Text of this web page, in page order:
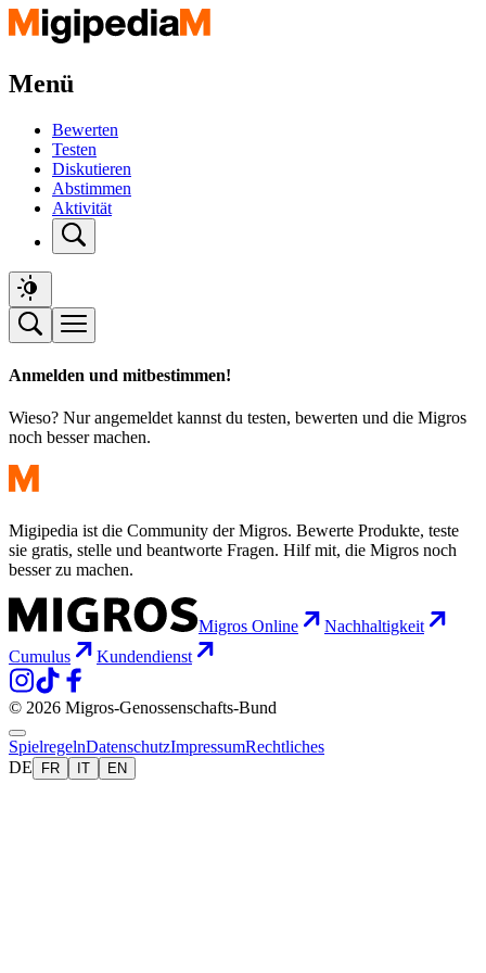
Menü
Bewerten
Testen
Diskutieren
Abstimmen
Aktivität
Anmelden und mitbestimmen!
Wieso? Nur angemeldet kannst du testen, bewerten und die Migros
noch besser machen.
Migipedia ist die Community der Migros. Bewerte Produkte, teste
sie gratis, stelle und beantworte Fragen. Hilf mit, die Migros noch
besser zu machen.
Migros Online
Nachhaltigkeit
Cumulus
Kundendienst
© 2026 Migros-Genossenschafts-Bund
SpielregelnDatenschutzImpressumRechtliches
DE
FR IT EN